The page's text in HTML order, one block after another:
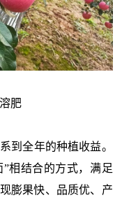
肥
到全年的种植收益。
”相结合的方式，满足
膨果快、品质优、产